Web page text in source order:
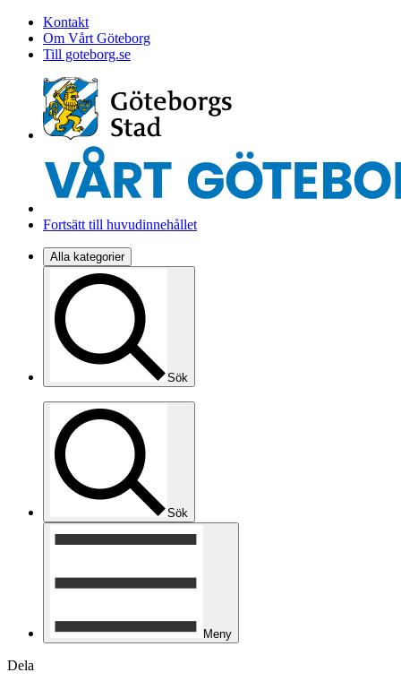
Kontakt
Om Vårt Göteborg
Till goteborg.se
Fortsätt till huvudinnehållet
Alla kategorier
Sök
Sök
Meny
Dela